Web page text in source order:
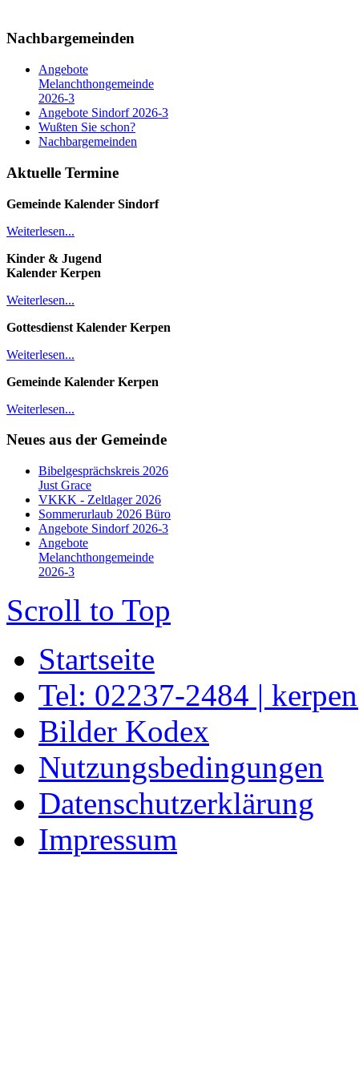
Nachbargemeinden
Angebote
Melanchthongemeinde
2026-3
Angebote Sindorf 2026-3
Wußten Sie schon?
Nachbargemeinden
Aktuelle Termine
Gemeinde Kalender Sindorf
Weiterlesen...
Kinder & Jugend
Kalender Kerpen
Weiterlesen...
Gottesdienst Kalender Kerpen
Weiterlesen...
Gemeinde Kalender Kerpen
Weiterlesen...
Neues aus der Gemeinde
Bibelgesprächskreis 2026
Just Grace
VKKK - Zeltlager 2026
Sommerurlaub 2026 Büro
Angebote Sindorf 2026-3
Angebote
Melanchthongemeinde
2026-3
Scroll to Top
Startseite
Tel: 02237-2484 |
Bilder Kodex
Nutzungsbedingungen
Datenschutzerklärung
Impressum